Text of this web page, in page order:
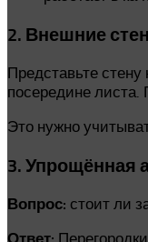
2. Внешние
Представьте
посередине листа.
Это нужно
3. Упрощённая
Вопрос: стоит ли
Ответ: